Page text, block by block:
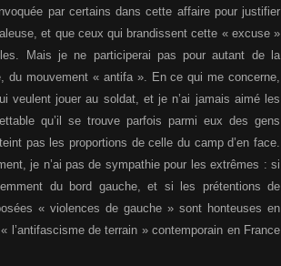
par certains dans cette affaire pour justifier
et que ceux qui brandissent cette « excuse »
Mais je ne participerai pas pour autant de la
du mouvement « antifa ». En ce qui me concerne,
veulent jouer au soldat, et je n’ai jamais aimé les
qu’il se trouve parfois parmi eux des gens
pas les proportions de celle du camp d’en face.
je n’ai pas de sympathie pour les extrêmes : si
du bord gauche, et si les prétentions de
« violences de gauche » sont honteuses en
l’antifascisme de terrain » contemporain en France